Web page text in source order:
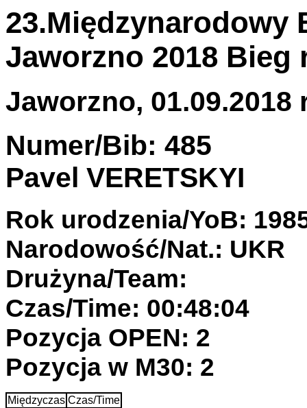
23.Międzynarodowy
Jaworzno 2018 Bieg
Jaworzno, 01.09.2018
Numer/Bib: 485
Pavel VERETSKYI
Rok urodzenia/YoB:
Narodowość/Nat.: UKR
Drużyna/Team:
Czas/Time: 00:48:04
Pozycja OPEN: 2
Pozycja w M30: 2
Międzyczas Czas/Time